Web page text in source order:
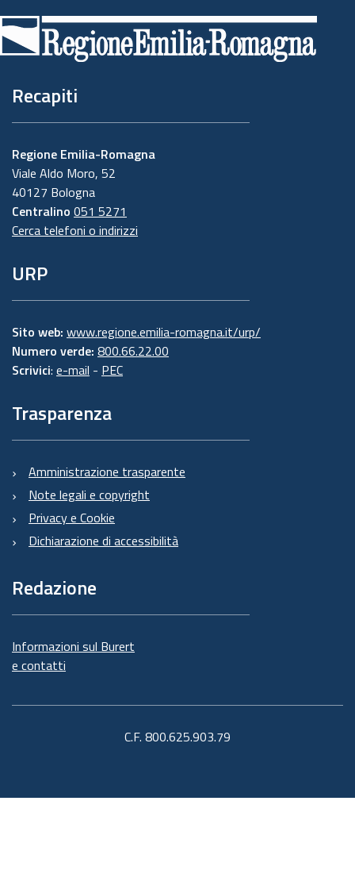
di
pagina
Recapiti
Regione Emilia-Romagna
Viale Aldo Moro, 52
40127 Bologna
Centralino 051 5271
Cerca telefoni o indirizzi
URP
Sito web: www.regione.emilia-romagna.it/urp/
Numero verde: 800.66.22.00
Scrivici: e-mail - PEC
Trasparenza
Amministrazione trasparente
Note legali e copyright
Privacy e Cookie
Dichiarazione di accessibilità
Redazione
Informazioni sul Burert
e contatti
C.F. 800.625.903.79